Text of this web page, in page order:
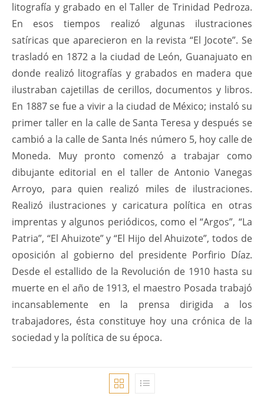
litografía y grabado en el Taller de Trinidad Pedroza.
En esos tiempos realizó algunas ilustraciones
satíricas que aparecieron en la revista “El Jocote”. Se
trasladó en 1872 a la ciudad de León, Guanajuato en
donde realizó litografías y grabados en madera que
ilustraban cajetillas de cerillos, documentos y libros.
En 1887 se fue a vivir a la ciudad de México; instaló su
primer taller en la calle de Santa Teresa y después se
cambió a la calle de Santa Inés número 5, hoy calle de
Moneda. Muy pronto comenzó a trabajar como
dibujante editorial en el taller de Antonio Vanegas
Arroyo, para quien realizó miles de ilustraciones.
Realizó ilustraciones y caricatura política en otras
imprentas y algunos periódicos, como el “Argos”, “La
Patria”, “El Ahuizote” y “El Hijo del Ahuizote”, todos de
oposición al gobierno del presidente Porfirio Díaz.
Desde el estallido de la Revolución de 1910 hasta su
muerte en el año de 1913, el maestro Posada trabajó
incansablemente en la prensa dirigida a los
trabajadores, ésta constituye hoy una crónica de la
sociedad y la política de su época.